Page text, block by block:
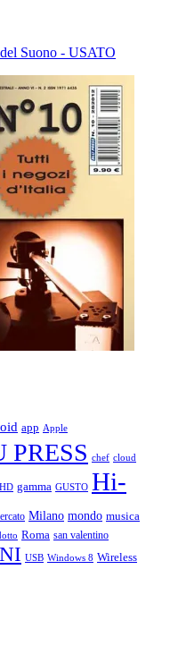
Suono - USATO
app Apple
PRESS chef cloud
gamma GUSTO Hi-
Milano mondo musica
Roma san valentino
USB Windows 8 Wireless